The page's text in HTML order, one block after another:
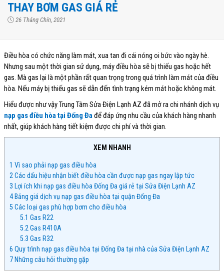
THAY BƠM GAS GIÁ RẺ
26 Tháng Chín, 2021
Điều hòa có chức năng làm mát, xua tan đi cái nóng oi bức vào ngày hè.
Nhưng sau một thời gian sử dụng, máy điều hòa sẽ bị thiếu gas hoặc hết
gas. Mà gas lại là một phần rất quan trọng trong quá trình làm mát của điều
hòa. Nếu máy bị thiếu gas sẽ dẫn đến tình trạng kém mát hoặc không mát.
Hiểu được như vậy Trung Tâm Sửa Điện Lạnh AZ đã mở ra chi nhánh dịch vụ
nạp gas điều hòa tại Đống Đađể đáp ứng nhu cầu của khách hàng nhanh
nhất, giúp khách hàng tiết kiệm được chi phí và thời gian.
XEM NHANH
1 Vì sao phải nạp gas điều hòa
2Các dấu hiệu nhận biết điều hòa cần được nạp gas ngay lập tức
3 Lợi ích khi nạp gas điều hòa Đống Đa giá rẻ tại Sửa Điện Lạnh AZ
4Bảng giá dịch vụ nạp gas điều hòa tại quận Đống Đa
5Các loại gas phù hợp bơm cho điều hòa
5.1 Gas R22
5.2Gas R410A
5.3 Gas R32
6 Quy trình nạp gas điều hòa tại Đống Đa tại nhà của Sửa Điện Lạnh AZ
7 Những câu hỏi thường gặp